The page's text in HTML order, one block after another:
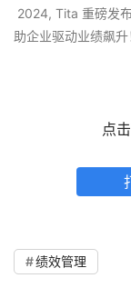
助企业驱动业绩飙
点
绩效管理